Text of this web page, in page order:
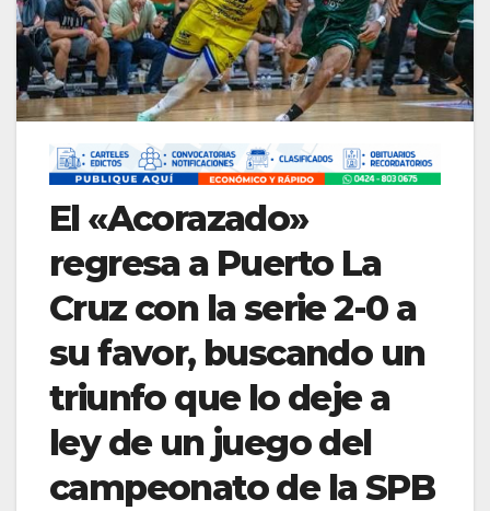
El «Acorazado»
regresa a Puerto La
Cruz con la serie 2-0 a
su favor, buscando un
triunfo que lo deje a
ley de un juego del
campeonato de la SPB